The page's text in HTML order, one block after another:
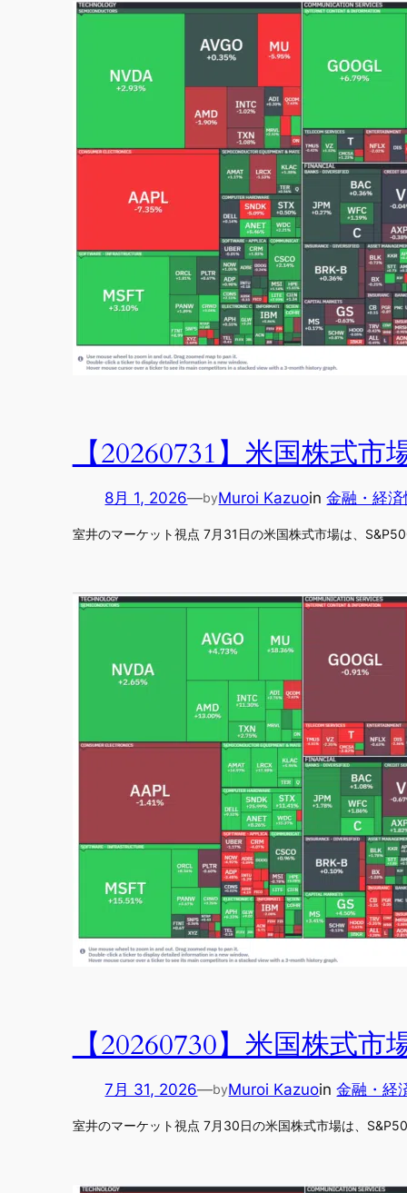
【20260731】米国株式
8月 1, 2026—byMuroi Kazuoin金融・経
室井のマーケット視点 7月31日の米国株式市場は、
【20260730】米国株式
7月 31, 2026—byMuroi Kazuoin金融・経
室井のマーケット視点 7月30日の米国株式市場は、